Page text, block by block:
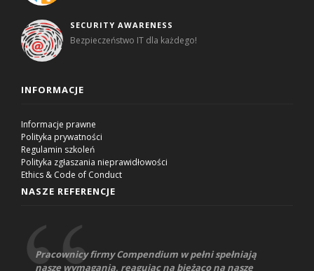
SECURITY AWARENESS
Bezpieczeństwo IT dla każdego!
INFORMACJE
Informacje prawne
Polityka prywatności
Regulamin szkoleń
Polityka zgłaszania nieprawidłowości
Ethics & Code of Conduct
NASZE REFERENCJE
Pracownicy firmy Compendium w pełni spełniają
nasze wymagania, reagując na bieżąco na nasze